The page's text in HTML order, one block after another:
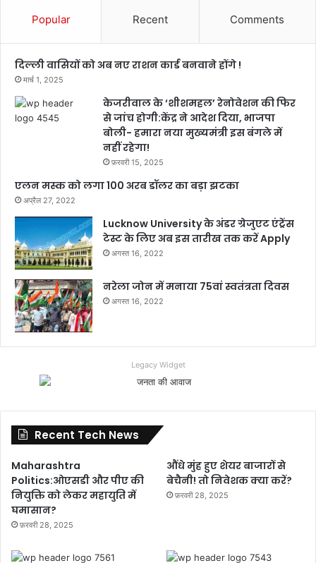
Popular Recent Comments
दिल्ली वासियों को अब नए राशन कार्ड बनवाने होंगे !
मार्च 1, 2025
केजरीवाल के ‘शीशमहल’ रेनोवेशन की फिर
से जांच होगी:केंद्र ने आदेश दिया, भाजपा
बोली- हमारा नया मुख्यमंत्री इस बंगले में
नहीं रहेगा!
फ़रवरी 15, 2025
एलन मस्क को लगा 100 अरब डॉलर का बड़ा झटका
अप्रैल 27, 2022
Lucknow University के अंडर ग्रेजुएट एंट्रेंस
टेस्ट के लिए अब इस तारीख तक करें Apply
अगस्त 16, 2022
नरेला जोन में मनाया 75वां स्वतंत्रता दिवस
अगस्त 16, 2022
Legacy Widget
Recent Tech News
Maharashtra
Politics:ओएसडी और पीए की
नियुक्ति को लेकर महायुति में
घमासान?
फ़रवरी 28, 2025
औंधे मुंह हुए शेयर बाजारों से
बेचैनी! तो निवेशक क्या करें?
फ़रवरी 28, 2025